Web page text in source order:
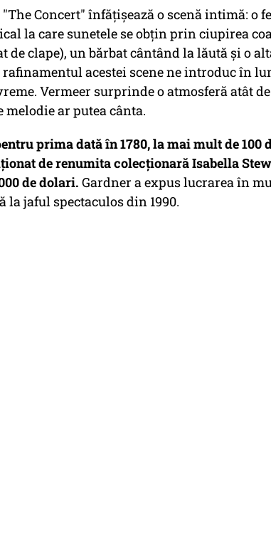
Concert" înfățișează o scenă intimă: o
la care sunetele se obțin prin ciupirea
clape), un bărbat cântând la lăută și o
acestei scene ne introduc în
Vermeer surprinde o atmosferă atât
melodie ar putea cânta.
prima dată în 1780, la mai mult de 100
de renumita colecționară Isabella
de dolari. Gardner a expus lucrarea în
la jaful spectaculos din 1990.